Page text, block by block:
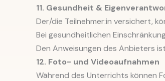
11. Gesundheit &
Der/die Teilnehmer:in versichert,
Bei gesundheitlichen
Den Anweisungen des Anbieters
12. Foto- und Videoaufnahmen
Während des Unterrichts können